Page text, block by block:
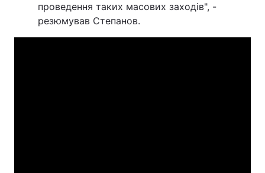
проведення таких масових заходів", -
резюмував Степанов.